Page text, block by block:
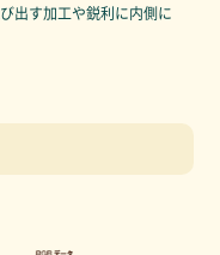
出す加工や鋭利に内側に